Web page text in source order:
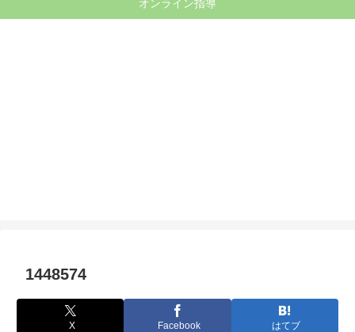
オンライン指導
1448574
X Facebook はてブ